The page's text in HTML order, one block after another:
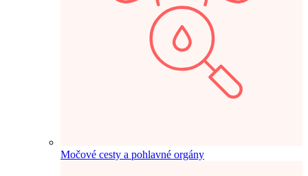
Močové cesty a pohlavné orgány